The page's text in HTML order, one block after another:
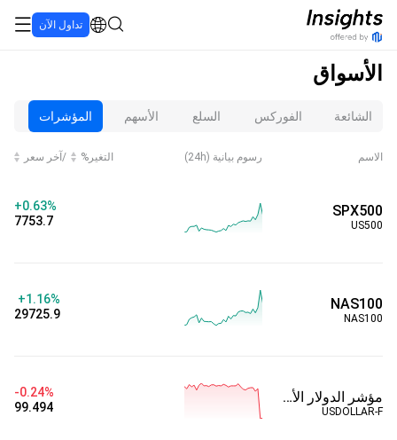
تداول الآن
الأسواق
الشائعة الفوركس السلع الأسهم المؤشرات
الاسم ‏(24h) رسوم بيانية التغير% /آخر سعر
SPX500
US500
+0.63%
7753.7
NAS100
NAS100
+1.16%
29725.9
مؤشر الدولار الأمريكي
USDOLLAR-F
-0.24%
99.494